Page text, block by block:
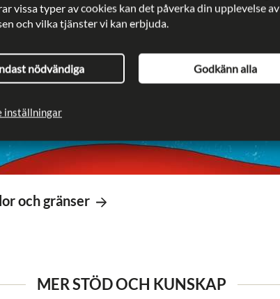
vissa typer av cookies kan det påverka din upplevelse av
och vilka tjänster vi kan erbjuda.
inställningar
nödvändiga Godkänn alla
och gränser
MER STÖD OCH KUNSKAP